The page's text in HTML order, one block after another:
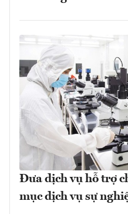
Đưa dịch vụ hỗ trợ
mục dịch vụ sự